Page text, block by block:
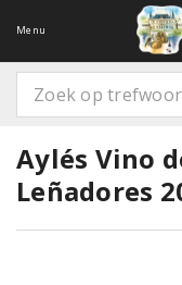
Menu
Aylés Vino
Leñadores